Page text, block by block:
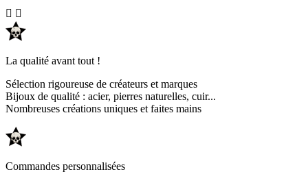
 
La qualité avant tout !
Sélection rigoureuse de créateurs et marques
Bijoux de qualité : acier, pierres naturelles, cuir...
Nombreuses créations uniques et faites mains
Commandes personnalisées